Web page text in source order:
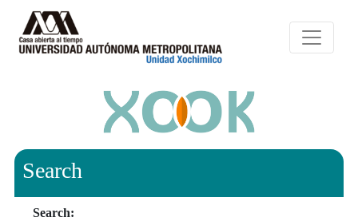
Search
Search: